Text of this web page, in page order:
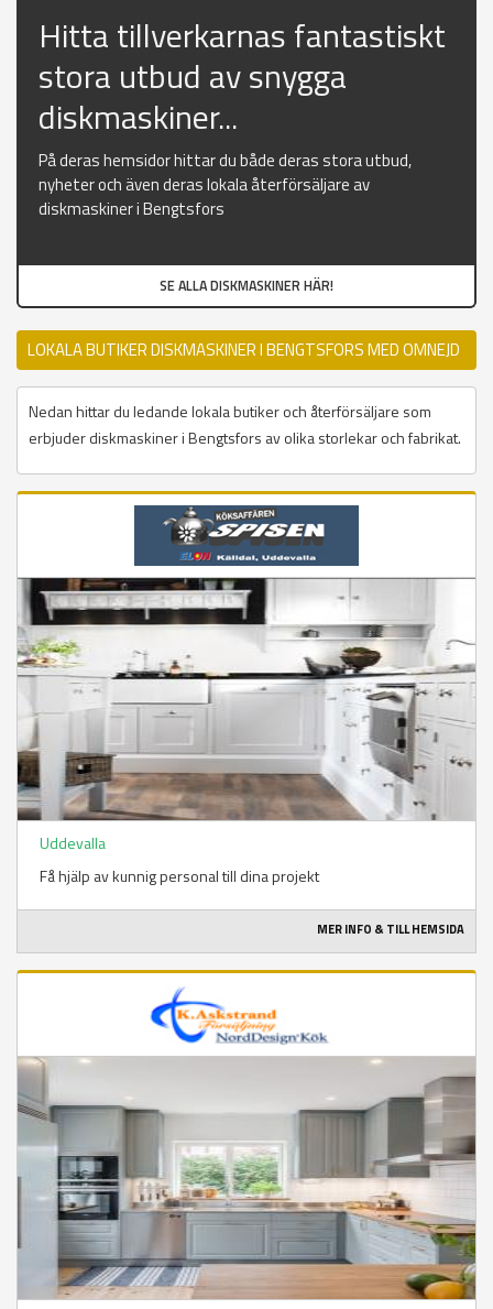
Hitta tillverkarnas fantastiskt
stora utbud av snygga
diskmaskiner...
På deras hemsidor hittar du både deras stora utbud,
nyheter och även deras lokala återförsäljare av
diskmaskiner i Bengtsfors
SE ALLA DISKMASKINER HÄR!
LOKALA BUTIKER DISKMASKINER I BENGTSFORS MED OMNEJD
Nedan hittar du ledande lokala butiker och återförsäljare som
erbjuder diskmaskiner i Bengtsfors av olika storlekar och fabrikat.
Uddevalla
Få hjälp av kunnig personal till dina projekt
MER INFO & TILL HEMSIDA